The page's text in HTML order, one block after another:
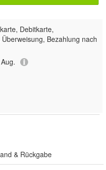
Debitkarte,
Bezahlung nach
& Rückgabe